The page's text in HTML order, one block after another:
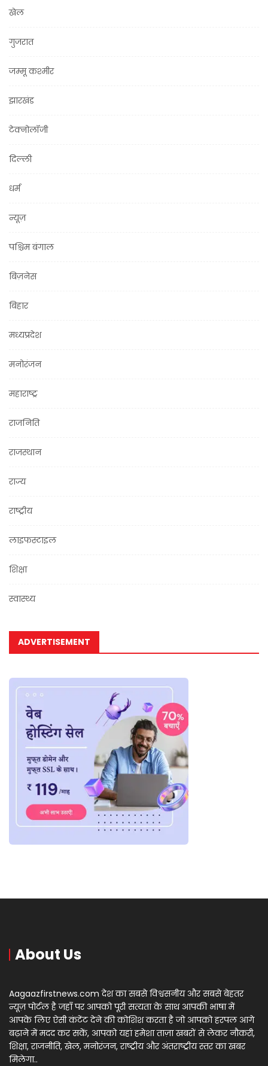
खेल
गुजरात
जम्मू कश्मीर
झारखंड
टेक्नोलॉजी
दिल्ली
धर्म
न्यूज़
पश्चिम बंगाल
बिज़नेस
बिहार
मध्यप्रदेश
मनोरंजन
महाराष्ट्र
राजनिति
राजस्थान
राज्य
राष्ट्रीय
लाइफस्टाइल
शिक्षा
स्वास्थ्य
ADVERTISEMENT
About Us
Aagaazfirstnews.com देश का सबसे विश्वसनीय और सबसे बेहतर
न्यूज़ पोर्टल है जहाँ पर आपको पूरी सत्यता के साथ आपकी भाषा में
आपके लिए ऐसी कंटेंट देने की कोशिश करता है जो आपको हरपल आगे
बढ़ाने में मदद कर सकें, आपको यहां हमेशा ताज़ा खबरों से लेकर नौकरी,
शिक्षा, राजनीति, खेल, मनोरंजन, राष्ट्रीय और अंतराष्ट्रीय स्तर का खबर
मिलेगा..